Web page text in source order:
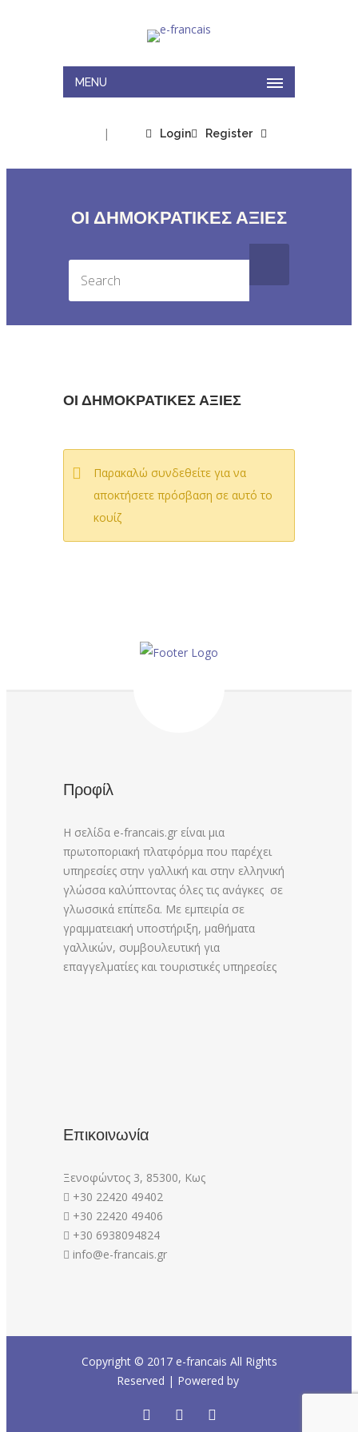
MENU
Login
| Register
ΟΙ ΔΗΜΟΚΡΑΤΙΚΕΣ ΑΞΙΕΣ
ΟΙ ΔΗΜΟΚΡΑΤΙΚΕΣ ΑΞΙΕΣ
Παρακαλώ συνδεθείτε για να
αποκτήσετε πρόσβαση σε αυτό το
κουίζ
Προφίλ
Η σελίδα e-francais.gr είναι μια
πρωτοποριακή πλατφόρμα που παρέχει
υπηρεσίες στην γαλλική και στην ελληνική
γλώσσα καλύπτοντας όλες τις ανάγκες σε
γλωσσικά επίπεδα. Με εμπειρία σε
γραμματειακή υποστήριξη, μαθήματα
γαλλικών, συμβουλευτική για
επαγγελματίες και τουριστικές υπηρεσίες
Επικοινωνία
Ξενοφώντος 3, 85300, Κως
+30 22420 49402
+30 22420 49406
+30 6938094824
info@e-francais.gr
Copyright © 2017 e-francais All Rights
Reserved | Powered by